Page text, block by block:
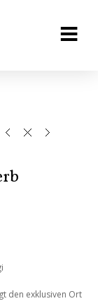
den exklusiven Ort